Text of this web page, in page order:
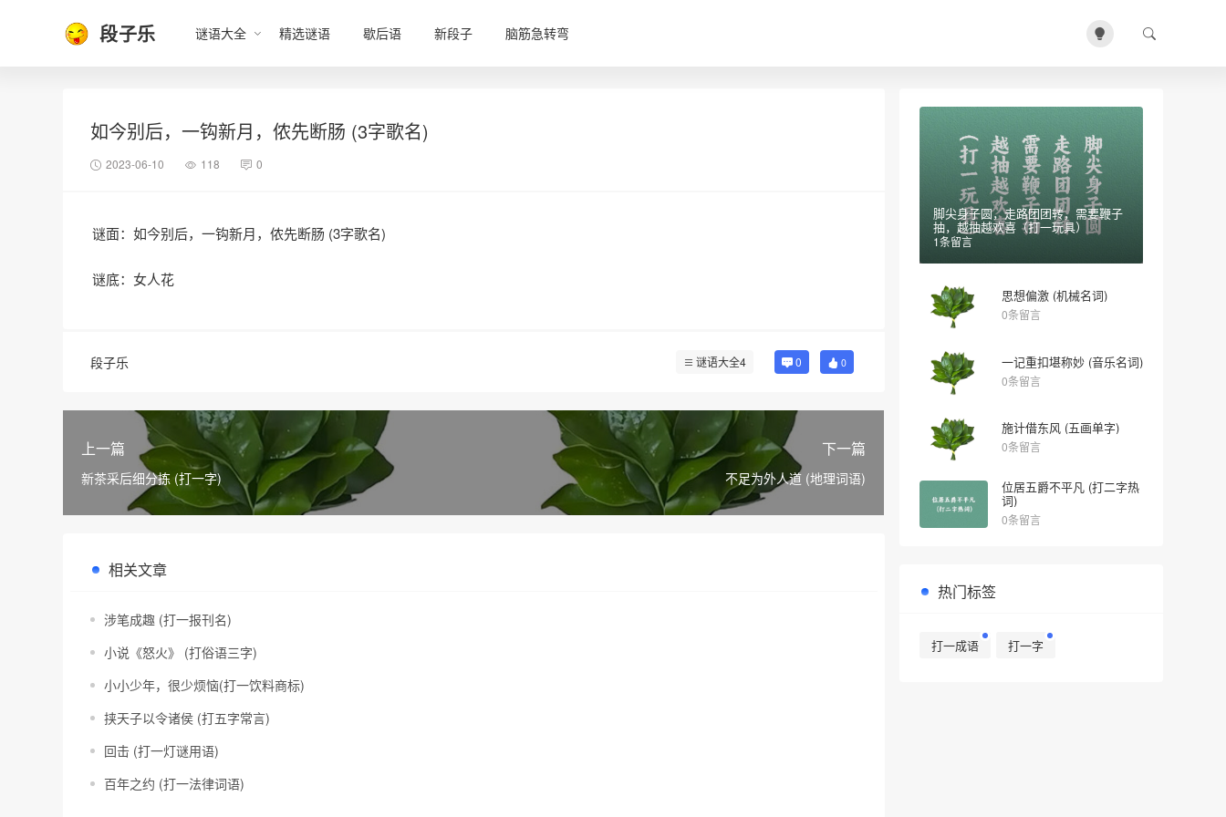
段子乐 谜语大全 精选谜语 歇后语 新段子 脑筋急转弯
如今别后，一钩新月，侬先断肠 (3字歌名)
2023-06-10 118 0
谜面：如今别后，一钩新月，侬先断肠 (3字歌名)
谜底：女人花
段子乐 谜语大全4 0 0
上一篇
新茶采后细分拣 (打一字)
下一篇
不足为外人道 (地理词语)
相关文章
涉笔成趣 (打一报刊名)
小说《怒火》 (打俗语三字)
小小少年，很少烦恼(打一饮料商标)
挟天子以令诸侯 (打五字常言)
回击 (打一灯谜用语)
百年之约 (打一法律词语)
脚尖身子圆，走路团团转，需要鞭子
抽，越抽越欢喜（打一玩具）
1条留言
思想偏激 (机械名词)
0条留言
一记重扣堪称妙 (音乐名词)
0条留言
施计借东风 (五画单字)
0条留言
位居五爵不平凡 (打二字热
词)
0条留言
热门标签
打一成语 打一字